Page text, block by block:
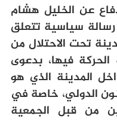
عن الخليل هشام
سياسية تتعلق
تحت الاحتلال من
فيها، بدعوى
المدينة الذي هو
الدولي، خاصة في
من قبل الجمعية